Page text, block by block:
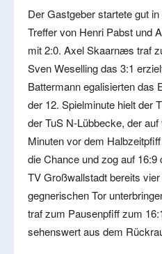
Der Gastgeber startete gut
Treffer von Henri Pabst und
mit 2:0. Axel Skaarnæs traf
Sven Weselling das 3:1
Battermann egalisierten das
der 12. Spielminute hielt der
der TuS N-Lübbecke, der
Minuten vor dem
die Chance und zog auf
TV Großwallstadt bereits
gegnerischen Tor
traf zum Pausenpfiff zum
sehenswert aus dem